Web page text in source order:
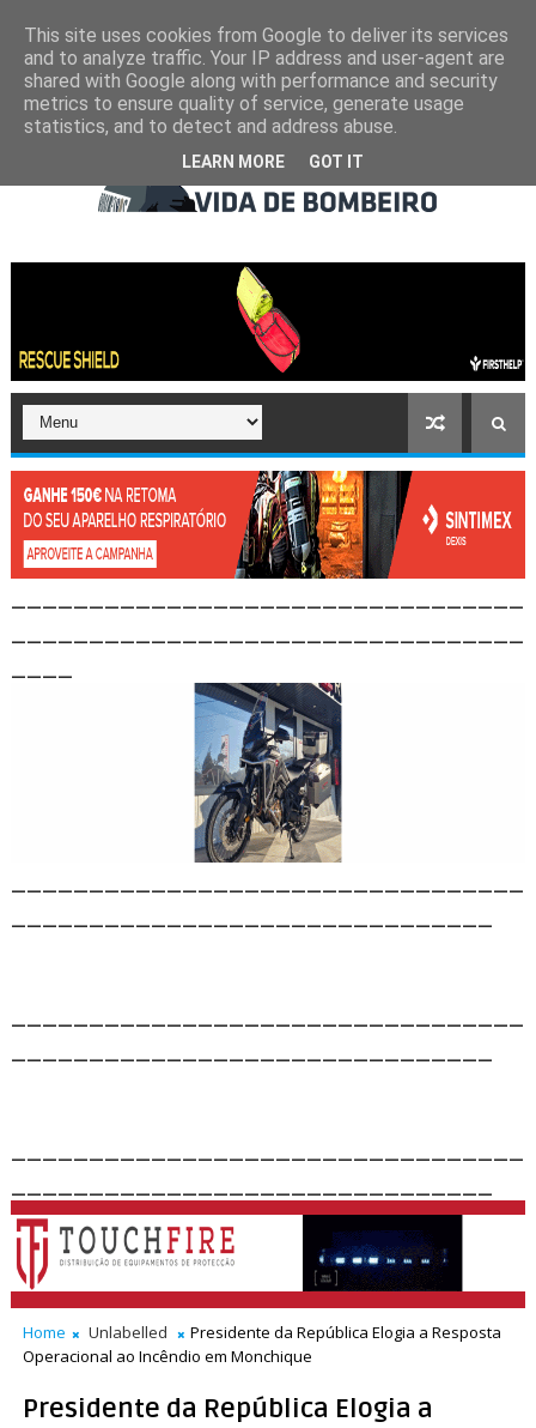
Home Unlabelled
Presidente da República Elogia a Resposta
Operacional ao Incêndio em Monchique
Presidente da República Elogia a
This site uses cookies from Google to deliver its services
and to analyze traffic. Your IP address and user-agent are
shared with Google along with performance and security
metrics to ensure quality of service, generate usage
statistics, and to detect and address abuse.
LEARN MORE GOT IT